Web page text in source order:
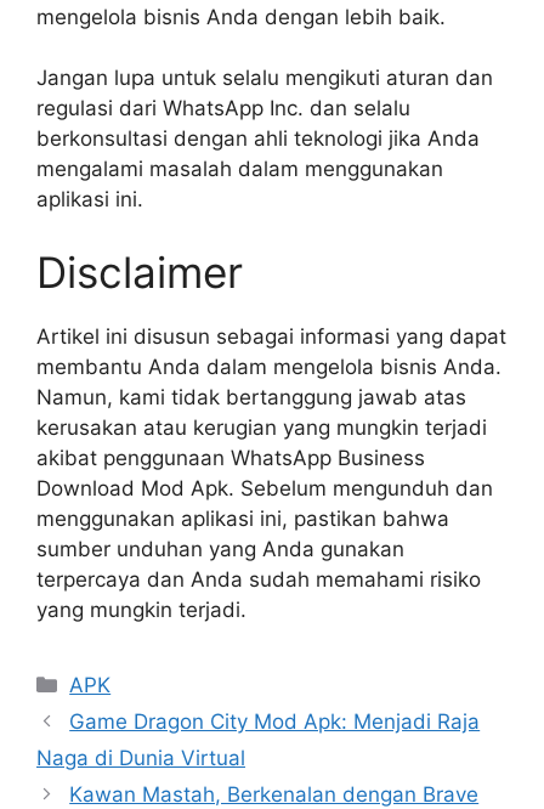
mengelola bisnis Anda dengan lebih baik.
Jangan lupa untuk selalu mengikuti aturan dan
regulasi dari WhatsApp Inc. dan selalu
berkonsultasi dengan ahli teknologi jika Anda
mengalami masalah dalam menggunakan
aplikasi ini.
Disclaimer
Artikel ini disusun sebagai informasi yang dapat
membantu Anda dalam mengelola bisnis Anda.
Namun, kami tidak bertanggung jawab atas
kerusakan atau kerugian yang mungkin terjadi
akibat penggunaan WhatsApp Business
Download Mod Apk. Sebelum mengunduh dan
menggunakan aplikasi ini, pastikan bahwa
sumber unduhan yang Anda gunakan
terpercaya dan Anda sudah memahami risiko
yang mungkin terjadi.
Kategori
APK
Game Dragon City Mod Apk: Menjadi Raja
Naga di Dunia Virtual
Kawan Mastah, Berkenalan dengan Brave